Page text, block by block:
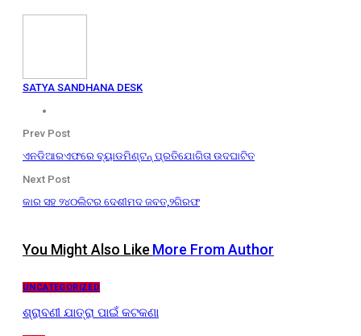
SATYA SANDHANA DESK
Prev Post
ଏନଡିଆରଏଫରେ ବ୍ୟାଡମିଣ୍ଟନ୍ ପ୍ରତିଯୋଗିତା ଉଦଘାଟିତ
Next Post
କାର ସହ ୨୪୦ଲିଟର ଦେଶୀମଦ ଜବତ,୨ଗିରଫ
You Might Also Like More From Author
UNCATEGORIZED
ଶ୍ରାବଣୀ ଯାତ୍ରା ପାଇଁ କଟକଣା